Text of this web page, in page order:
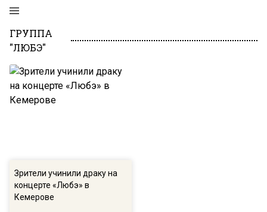
ГРУППА
"ЛЮБЭ"
Зрители учинили драку на
концерте «Любэ» в
Кемерове